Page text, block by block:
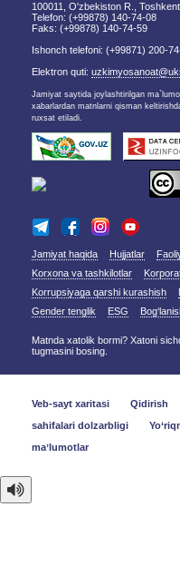
100011, O'zbekiston R.,
Telefon: (+99878) 140-74-08
Faks: (+99878) 140-74-59
Ishonch telefoni: (+99871) 200-
Elektron quti:
Jamiyat saytida joylashtirilgan
xabarlardan matnlarni qisman
ruxsat etiladi.
Jamiyat haqida Hujjatlar
Korxona va tashkilotlar
Korrupsiyaga qarshi kurashish
Gender tenglik
ESG
Matnda xatolik bormi? Xatoni
tugmasini bosing.
Veb-sayt xaritasi Qidirish
sahifalari dolzarbligi
maʼlumotlar